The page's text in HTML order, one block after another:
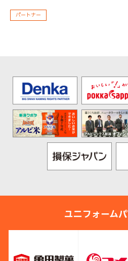
パートナー
ユニフォーム